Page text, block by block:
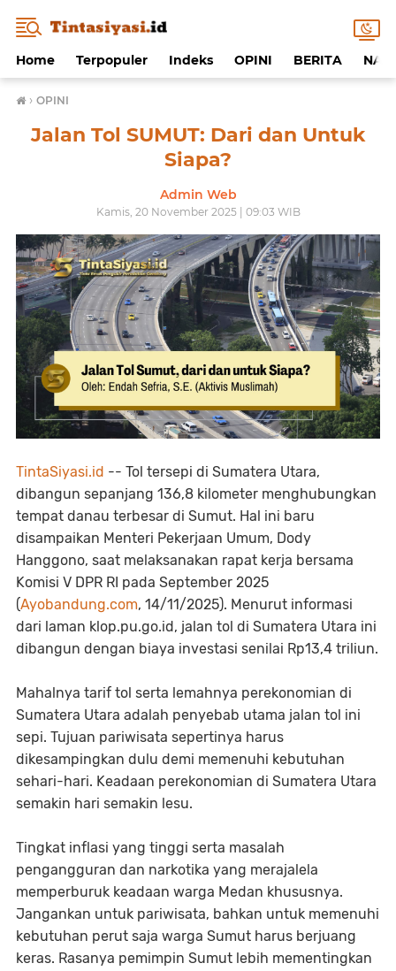
Home Terpopuler Indeks OPINI BERITA
› OPINI
Jalan Tol SUMUT: Dari dan Untuk
Siapa?
Admin Web
Kamis, 20 November 2025 | 09:03 WIB
TintaSiyasi.id -- Tol tersepi di Sumatera Utara,
dibangun sepanjang 136,8 kilometer menghubungkan
tempat danau terbesar di Sumut. Hal ini baru
disampaikan Menteri Pekerjaan Umum, Dody
Hanggono, saat melaksanakan rapat kerja bersama
Komisi V DPR RI pada September 2025
(Ayobandung.com, 14/11/2025). Menurut informasi
dari laman klop.pu.go.id, jalan tol di Sumatera Utara ini
dibangun dengan biaya investasi senilai Rp13,4 triliun.
Mahalnya tarif tol serta lemahnya perekonomian di
Sumatera Utara adalah penyebab utama jalan tol ini
sepi. Tujuan pariwisata sepertinya harus
dikesampingkan dulu demi memenuhi kebutuhan
sehari-hari. Keadaan perekonomian di Sumatera Utara
semakin hari semakin lesu.
Tingkat inflasi yang tinggi serta masalah
pengangguran dan narkotika yang merajalela
memperburuk keadaan warga Medan khususnya.
Jangankan untuk pariwisata, bahkan untuk memenuhi
kebutuhan perut saja warga Sumut harus berjuang
keras. Rasanya pemimpin Sumut lebih mementingkan